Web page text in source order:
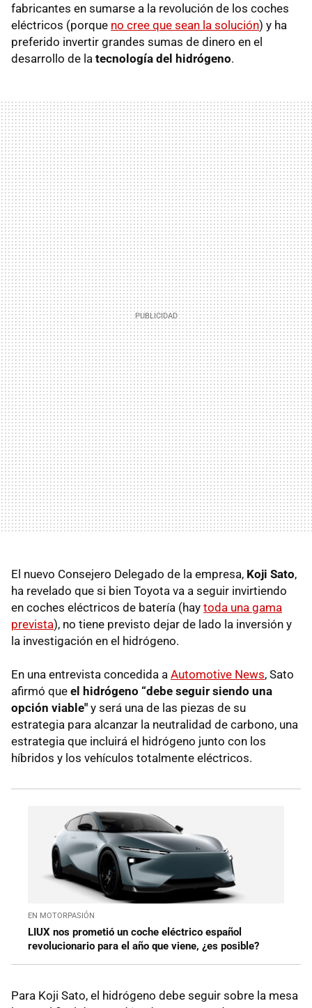
fabricantes en sumarse a la revolución de los coches
eléctricos (porque no cree que sean la solución) y ha
preferido invertir grandes sumas de dinero en el
desarrollo de la tecnología del hidrógeno.
El nuevo Consejero Delegado de la empresa, Koji Sato,
ha revelado que si bien Toyota va a seguir invirtiendo
en coches eléctricos de batería (hay toda una gama
prevista), no tiene previsto dejar de lado la inversión y
la investigación en el hidrógeno.
En una entrevista concedida a Automotive News, Sato
afirmó que el hidrógeno “debe seguir siendo una
opción viable" y será una de las piezas de su
estrategia para alcanzar la neutralidad de carbono, una
estrategia que incluirá el hidrógeno junto con los
híbridos y los vehículos totalmente eléctricos.
EN MOTORPASIÓN
LIUX nos prometió un coche eléctrico español
revolucionario para el año que viene, ¿es posible?
Para Koji Sato, el hidrógeno debe seguir sobre la mesa